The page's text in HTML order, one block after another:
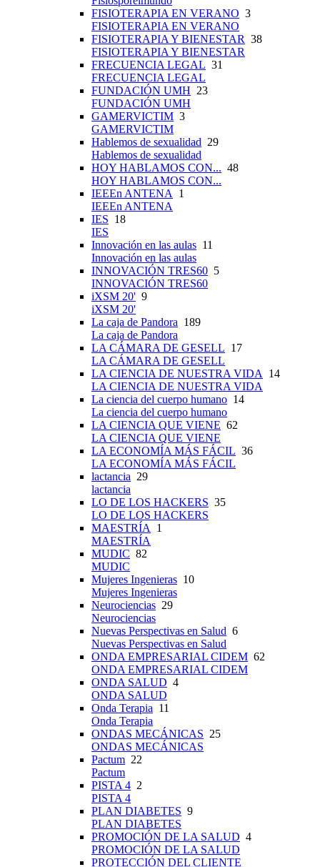
FISIOTERAPIA EN VERANO 3
FISIOTERAPIA EN VERANO
FISIOTERAPIA Y BIENESTAR 38
FISIOTERAPIA Y BIENESTAR
FRECUENCIA LEGAL 31
FRECUENCIA LEGAL
FUNDACIÓN UMH 23
FUNDACIÓN UMH
GAMERVICTIM 3
GAMERVICTIM
Hablemos de sexualidad 29
Hablemos de sexualidad
HOY HABLAMOS CON... 48
HOY HABLAMOS CON...
IEEEn ANTENA 1
IEEEn ANTENA
IES 18
IES
Innovación en las aulas 11
Innovación en las aulas
INNOVACIÓN TRES60 5
INNOVACIÓN TRES60
iXSM 20' 9
iXSM 20'
La caja de Pandora 189
La caja de Pandora
LA CÁMARA DE GESELL 17
LA CÁMARA DE GESELL
LA CIENCIA DE NUESTRA VIDA 14
LA CIENCIA DE NUESTRA VIDA
La ciencia del cuerpo humano 14
La ciencia del cuerpo humano
LA CIENCIA QUE VIENE 62
LA CIENCIA QUE VIENE
LA ECONOMÍA MÁS FÁCIL 36
LA ECONOMÍA MÁS FÁCIL
lactancia 29
lactancia
LO DE LOS HACKERS 35
LO DE LOS HACKERS
MAESTRÍA 1
MAESTRÍA
MUDIC 82
MUDIC
Mujeres Ingenieras 10
Mujeres Ingenieras
Neurociencias 29
Neurociencias
Nuevas Perspectivas en Salud 6
Nuevas Perspectivas en Salud
ONDA EMPRESARIAL CIDEM 62
ONDA EMPRESARIAL CIDEM
ONDA SALUD 4
ONDA SALUD
Onda Terapia 11
Onda Terapia
ONDAS MECÁNICAS 25
ONDAS MECÁNICAS
Pactum 22
Pactum
PISTA 4 2
PISTA 4
PLAN DIABETES 9
PLAN DIABETES
PROMOCIÓN DE LA SALUD 4
PROMOCIÓN DE LA SALUD
PROTECCIÓN DEL CLIENTE